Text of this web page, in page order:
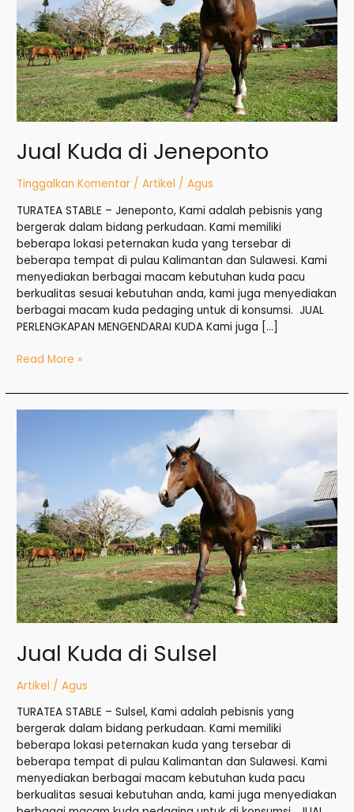
Jual Kuda di Jeneponto
Tinggalkan Komentar /Artikel /Agus
TURATEA STABLE – Jeneponto, Kami adalah pebisnis yang
bergerak dalam bidang perkudaan. Kami memiliki
beberapa lokasi peternakan kuda yang tersebar di
beberapa tempat di pulau Kalimantan dan Sulawesi. Kami
menyediakan berbagai macam kebutuhan kuda pacu
berkualitas sesuai kebutuhan anda, kami juga menyediakan
berbagai macam kuda pedaging untuk di konsumsi. JUAL
PERLENGKAPAN MENGENDARAI KUDA Kami juga […]
Read More »
Jual Kuda di Sulsel
Artikel /Agus
TURATEA STABLE – Sulsel, Kami adalah pebisnis yang
bergerak dalam bidang perkudaan. Kami memiliki
beberapa lokasi peternakan kuda yang tersebar di
beberapa tempat di pulau Kalimantan dan Sulawesi. Kami
menyediakan berbagai macam kebutuhan kuda pacu
berkualitas sesuai kebutuhan anda, kami juga menyediakan
Sulsel